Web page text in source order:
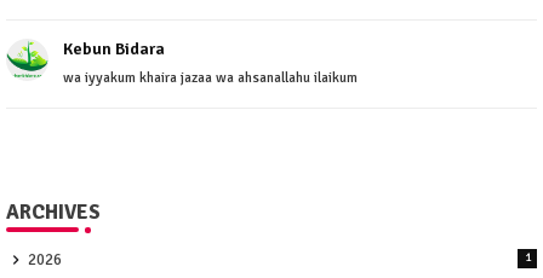
Kebun Bidara
wa iyyakum khaira jazaa wa ahsanallahu ilaikum
ARCHIVES
2026 1